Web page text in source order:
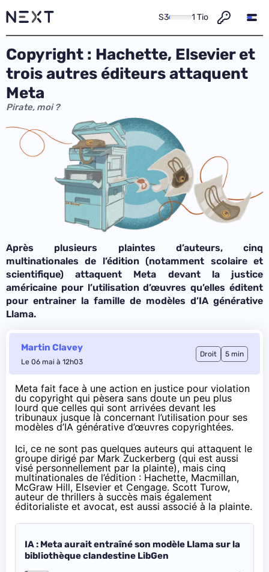
S3 1 Tio
Copyright : Hachette, Elsevier et
trois autres éditeurs attaquent
Meta
Pirate, moi ?
Après plusieurs plaintes d’auteurs, cinq
multinationales de l’édition (notamment scolaire et
scientifique) attaquent Meta devant la justice
américaine pour l’utilisation d’œuvres qu’elles éditent
pour entrainer la famille de modèles d’IA générative
Llama.
Martin Clavey
Le 06 mai à 12h03
Droit 5 min
Meta fait face à une action en justice pour violation
du copyright qui pèsera sans doute un peu plus
lourd que celles qui sont arrivées devant les
tribunaux jusque là concernant l’utilisation pour ses
modèles d’IA générative d’œuvres copyrightées.
Ici, ce ne sont pas quelques auteurs qui attaquent le
groupe dirigé par Mark Zuckerberg (qui est aussi
visé personnellement par la plainte), mais cinq
multinationales de l’édition : Hachette, Macmillan,
McGraw Hill, Elsevier et Cengage. Scott Turow,
auteur de thrillers à succès mais également
éditorialiste et avocat, est aussi associé à la plainte.
IA : Meta aurait entraîné son modèle Llama sur la
bibliothèque clandestine LibGen